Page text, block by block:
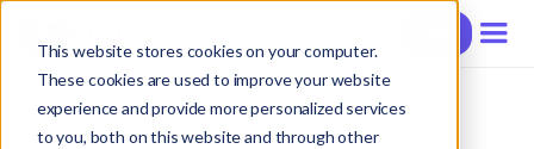
This website stores cookies on your computer.
These cookies are used to improve your website
experience and provide more personalized services
to you, both on this website and through other